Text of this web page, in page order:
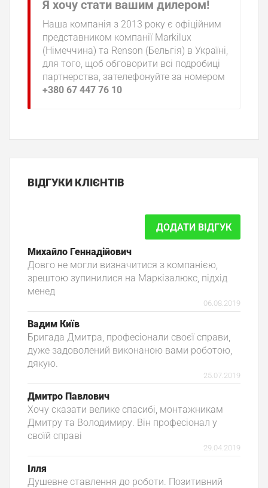
Я хочу стати вашим дилером!
Наша компанія з 2013 року є офіційним
представником компанії Markilux
(Німеччина) та Renson (Бельгія) в Україні,
для того, щоб обговорити всі подробиці
партнерства, зателефонуйте за номером
+380 67 447 76 10
ВІДГУКИ КЛІЄНТІВ
ДОДАТИ ВІДГУК
Михайло Геннадійович
Довго не могли визначитися з компанією,
зрештою зупинилися на Маркізалюкс, підхід
менед
06.08.2019
Вадим Київ
Бригада Дмитра, професіонали своєї справи,
дуже задоволений виконаною вами роботою,
дякую.
25.07.2019
Дмитро Павлович
Хочу сказати велике спасибі, монтажникам
Дмитру та Володимиру. Він професіонал у
своїй справі
29.04.2019
Ілля
Душевне ставлення до роботи. Позитивний